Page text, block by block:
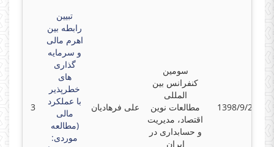
3
تبیین
رابطه بین
اهرم مالی
و سرمایه
گذاری
های
خطرپذیر
با عملکرد
مالی
(مطالعه
موردی:
علی فرهادیان
سومین
کنفرانس بین
المللی
مطالعات نوین
اقتصاد، مدیریت
و حسابداری در
ایران
1398/9/26